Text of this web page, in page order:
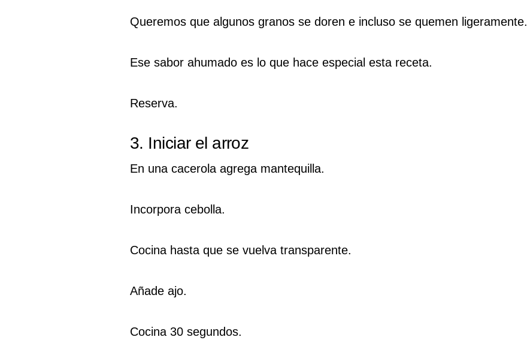
Queremos que algunos granos se doren e incluso se quemen ligeramente.
Ese sabor ahumado es lo que hace especial esta receta.
Reserva.
3. Iniciar el arroz
En una cacerola agrega mantequilla.
Incorpora cebolla.
Cocina hasta que se vuelva transparente.
Añade ajo.
Cocina 30 segundos.